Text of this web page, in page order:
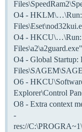
O4 - HKLM\…\Run:
O4 - HKCU\…\Run:
Files\a2\a2guard.exe"
O4 - Global
O6 -
Explorer\Control
O8 - Extra context
-
res://